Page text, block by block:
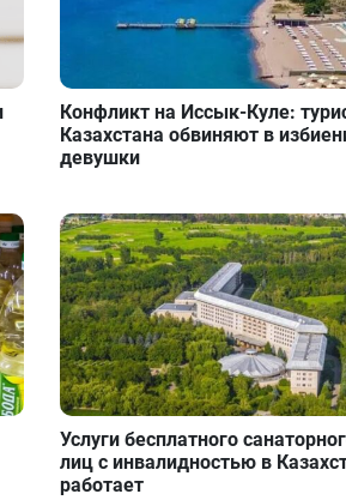
Конфликт на Иссык-Куле:
Казахстана обвиняют в
девушки
Услуги бесплатного
лиц с инвалидностью в
работает